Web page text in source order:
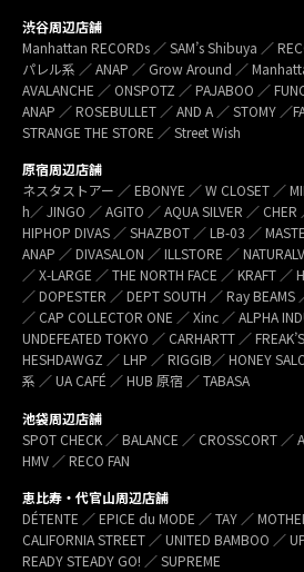
渋谷周辺店舗
Manhattan RECORDs ／ SAM’s Shibuya ／
パレル系 ／ ANAP ／ Grow Around ／
AVALANCHE ／ ONSPOTZ ／ PAJABOO ／
ANAP ／ ROSEBULLET ／ AND A ／ STOMY ／
STRANGE THE STORE ／ Street Wish
原宿周辺店舗
ネスタストアー ／ EBONYE ／ W CLOSET ／
h／ JINGO ／ AGITO ／ AQUA SILVER ／
HIPHOP DIVAS ／ SHAZBOT ／ LB-03 ／
ANAP ／ DIVASALON ／ ILLSTORE ／
／ X-LARGE ／ THE NORTH FACE ／ KRAFT ／
／ DOPESTER ／ DEPT SOUTH ／ Ray BEAMS
／ CAP COLLECTOR ONE ／ Xinc ／ ALPHA
UNDEFEATED TOKYO ／ CARHARTT ／
HESHDAWGZ ／ LHP ／ RIGGIB／ HONEY
系 ／ UA CAFÉ ／ HUB 原宿 ／ TABASA
池袋周辺店舗
SPOT CHECK ／ BALANCE ／ CROSSCORT ／
HMV ／ RECO FAN
恵比寿・代官山周辺店舗
DÉTENTE ／ EPICE du MODE ／ TAY ／
CALIFORNIA STREET ／ UNITED BAMBOO ／
READY STEADY GO! ／ SUPREME